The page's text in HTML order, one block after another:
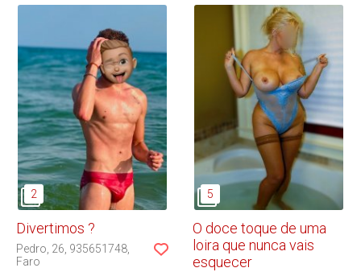
Divertimos ?
Pedro 26 935651748
Faro
O doce toque de uma
loira que nunca vais
esquecer